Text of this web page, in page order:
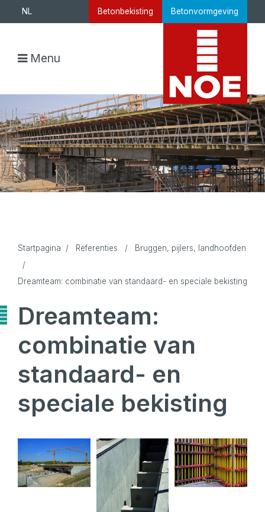
NL Betonbekisting Betonvormgeving
Menu
Startpagina / Referenties /
Bruggen, pijlers, landhoofden
/
Dreamteam: combinatie van standaard- en speciale bekisting
Dreamteam:
combinatie van
standaard- en
speciale bekisting